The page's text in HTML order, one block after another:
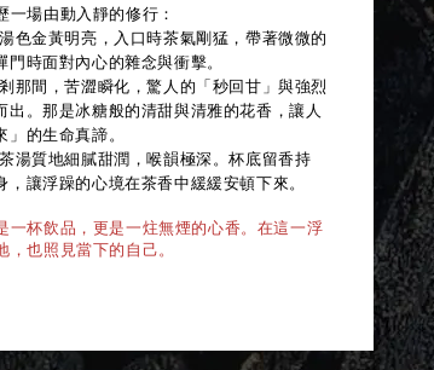
場由動入靜的修行：
湯色金黃明亮，入口時茶氣剛猛，帶著微微的
時面對內心的雜念與衝擊。
剎那間，苦澀瞬化，驚人的「秒回甘」與強烈
出。那是冰糖般的清甜與清雅的花香，讓人
的生命真諦。
茶湯質地細膩甜潤，喉韻極深。杯底留香持
，讓浮躁的心境在茶香中緩緩安頓下來。
一杯飲品，更是一炷無煙的心香。在這一浮
也照見當下的自己。